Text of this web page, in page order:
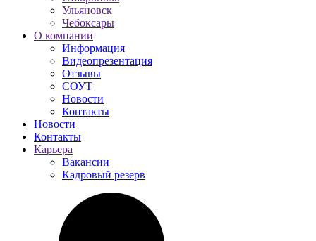
Ульяновск
Чебоксары
О компании
Информация
Видеопрезентация
Отзывы
СОУТ
Новости
Контакты
Новости
Контакты
Карьера
Вакансии
Кадровый резерв